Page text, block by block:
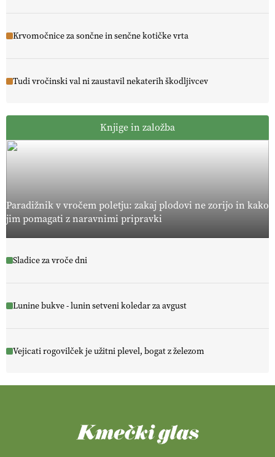
Krvomočnice za sončne in senčne kotičke vrta
Tudi vročinski val ni zaustavil nekaterih škodljivcev
Knjige in založba
Paradižnik v vročem poletju: zakaj plodovi ne zorijo in kako
jim pomagati z naravnimi pripravki
Sladice za vroče dni
Lunine bukve - lunin setveni koledar za avgust
Vejicati rogovilček je užitni plevel, bogat z železom